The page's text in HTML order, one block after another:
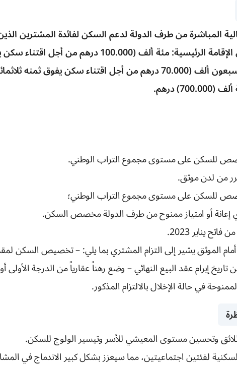
المباشرة من طرف الدولة لدعم السكن لفائدة المشترين
مسكن مخصص لغرض الإقامة الرئيسية: مئة ألف
درهم.
للسكن على مستوى مجموع التراب الوطني.
من لدن موثق.
للسكن على مستوى مجموع التراب الوطني؛
إعانة أو امتياز ممنوح من طرف الدولة مخصص السكن.
يناير 2023.
الموثق يشير إلى التزام المشتري بما يلي: – تخصيص السكن
من تاريخ إبرام عقد البيع النهائي – وضع رهناً عقارياً من الدرجة الأولى
في حالة الإخلال بالالتزام المذكور.
وتحسين مستوى المعيشي للأسر وتيسير الولوج للسكن.